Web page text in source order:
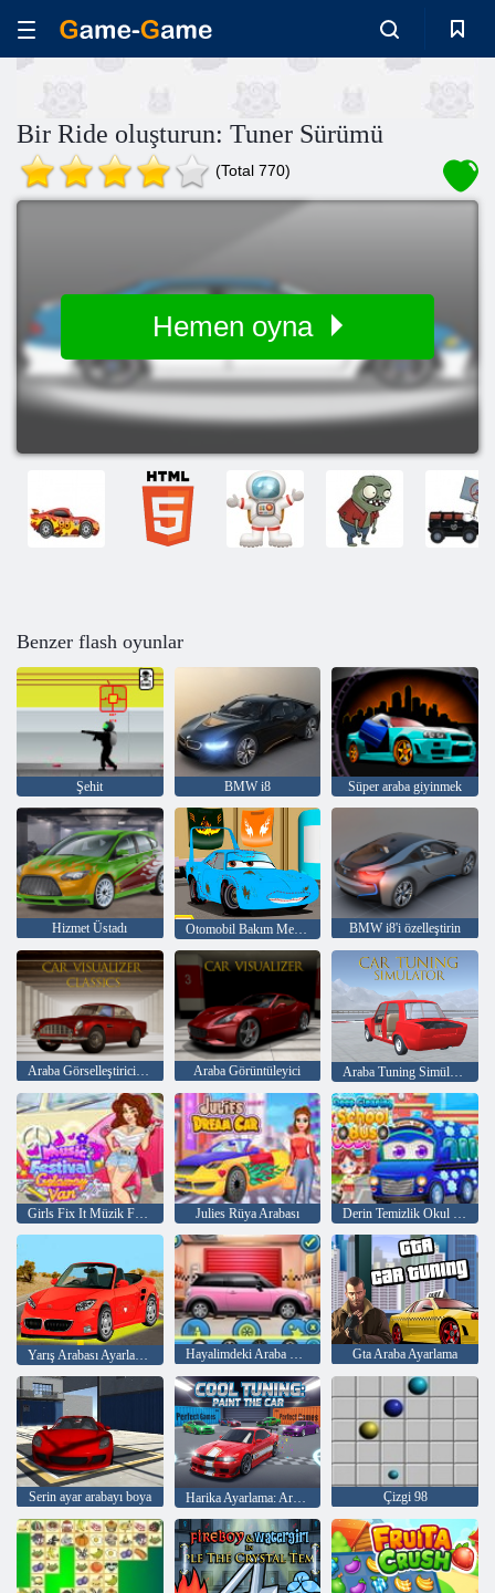
Bir Ride oluşturun: Tuner Sürümü
(Total 770)
Hemen oyna
Benzer flash oyunlar
Şehit BMW i8 Süper araba giyinmek
Hizmet Üstadı Otomobil Bakım Merkezi BMW i8'i özelleştirin
Araba Görüntüleyici Araba Tuning Simülatörü
Julies Rüya Arabası
Yarış Arabası Ayarlama Değiştir Hayalimdeki Araba Makyajım Gta Araba Ayarlama
Serin ayar arabayı boya Harika Ayarlama: Arabayı Boya Çizgi 98